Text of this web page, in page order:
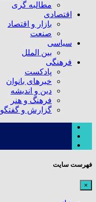
مطالبه گری
اقتصادی
بازار و اقتصاد
صنعت
سیاسی
بین الملل
فرهنگی
پادکست
خبرهای بانوان
دین و اندیشه
فرهنگ و هنر
گزارش و گفتگو
فهرست سایت
×